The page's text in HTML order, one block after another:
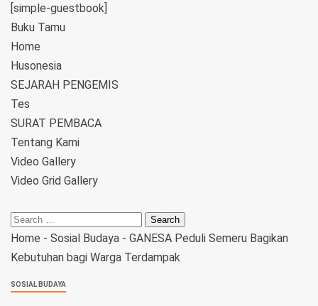
[simple-guestbook]
Buku Tamu
Home
Husonesia
SEJARAH PENGEMIS
Tes
SURAT PEMBACA
Tentang Kami
Video Gallery
Video Grid Gallery
Home - Sosial Budaya - GANESA Peduli Semeru Bagikan
Kebutuhan bagi Warga Terdampak
SOSIAL BUDAYA